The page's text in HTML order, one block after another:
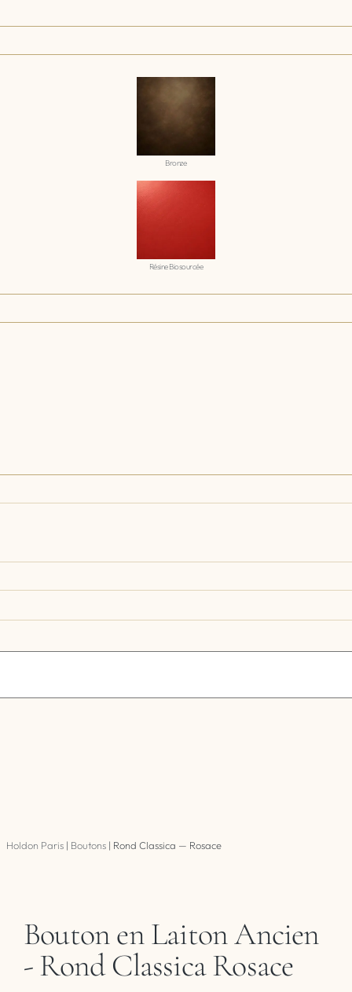
Bronze
Résine Biosourcée
Holdon Paris | Boutons | Rond Classica — Rosace
Bouton en Laiton Ancien
- Rond Classica Rosace